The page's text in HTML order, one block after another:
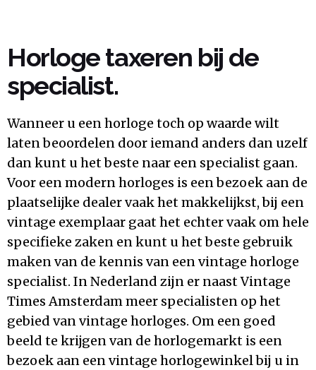
Horloge taxeren bij de
specialist.
Wanneer u een horloge toch op waarde wilt
laten beoordelen door iemand anders dan uzelf
dan kunt u het beste naar een specialist gaan.
Voor een modern horloges is een bezoek aan de
plaatselijke dealer vaak het makkelijkst, bij een
vintage exemplaar gaat het echter vaak om hele
specifieke zaken en kunt u het beste gebruik
maken van de kennis van een vintage horloge
specialist. In Nederland zijn er naast Vintage
Times Amsterdam meer specialisten op het
gebied van vintage horloges. Om een goed
beeld te krijgen van de horlogemarkt is een
bezoek aan een vintage horlogewinkel bij u in